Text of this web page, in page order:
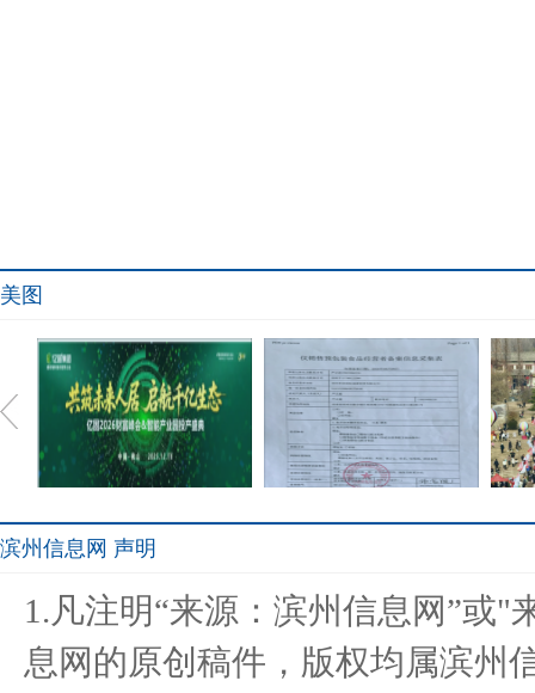
美图
态 亿
仁.锡
滨州信息网 声明
1.凡注明“来源：滨州信息网”或
息网的原创稿件，版权均属滨州